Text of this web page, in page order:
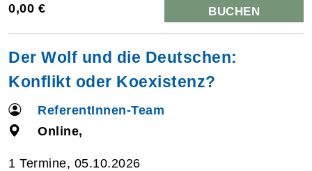
0,00 € BUCHEN
Der Wolf und die Deutschen:
Konflikt oder Koexistenz?
ReferentInnen-Team
Online,
1 Termine, 05.10.2026